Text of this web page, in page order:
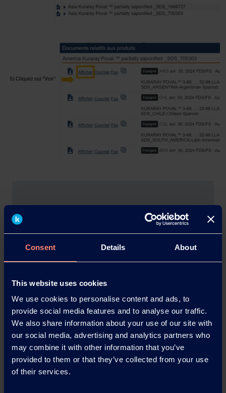
Consent Details About
This website uses cookies
We use cookies to personalise content and ads, to
provide social media features and to analyse our traffic.
We also share information about your use of our site with
our social media, advertising and analytics partners who
may combine it with other information that you’ve
provided to them or that they’ve collected from your use
of their services.
Contactez KURARAY
POVAL™
Veuillez nous contacter si vous
souhaitez obtenir plus d'informations.